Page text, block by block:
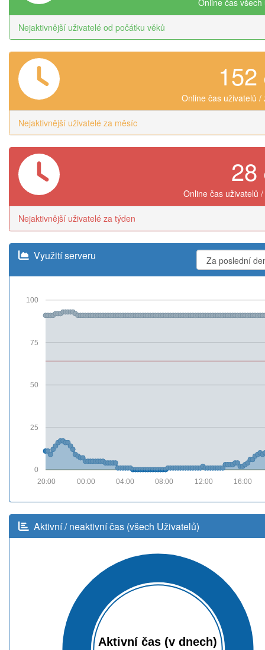
Nejaktivnější uživatelé od počátku věků
152
Online čas uživatelů /
Nejaktivnější uživatelé za měsíc
28
Online čas uživatelů
Nejaktivnější uživatelé za týden
Využití serveru
0
25
50
75
100
16:00
12:00
08:00
04:00
00:00
20:00
Aktivní / neaktivní čas (všech Uživatelů)
Aktivní čas (v dnech)